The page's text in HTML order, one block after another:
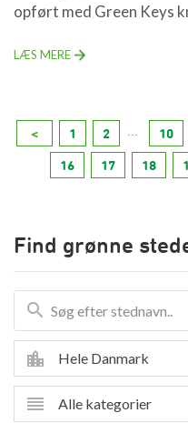
opført med Green Keys
LÆS MERE
< 1 2 10
16 17 18
Find grønne
Hele Danmark
Alle kategorier